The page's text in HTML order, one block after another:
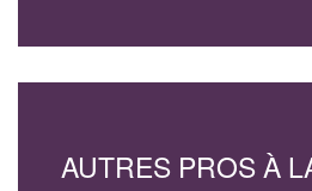
AUTRES PROS À